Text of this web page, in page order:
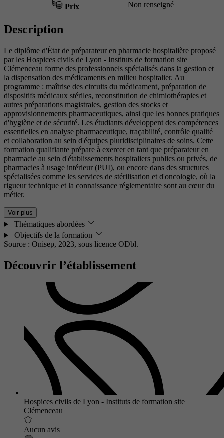
Prix Non renseigné
Description
Le diplôme d'État de préparateur en pharmacie hospitalière proposé
par les Hospices civils de Lyon - Instituts de formation site
Clémenceau forme des professionnels spécialisés dans la gestion et
la dispensation des médicaments en milieu hospitalier. Au
programme : maîtrise des circuits du médicament, préparation de
dispositifs médicaux stériles, reconstitution de chimiothérapies et
autres préparations magistrales, gestion des stocks et
approvisionnements pharmaceutiques, ainsi que les bonnes pratiques
d'hygiène et de sécurité. Les étudiants développent des compétences
essentielles en analyse pharmaceutique, traçabilité, contrôle qualité
et collaboration au sein d'équipes pluridisciplinaires de soins. Cette
formation qualifiante prépare à exercer en tant que préparateur en
pharmacie au sein d'établissements hospitaliers publics ou privés, de
pharmacies à usage intérieur (PUI), ou encore dans des structures
spécialisées comme les services de stérilisation et d'oncologie, où la
rigueur technique et la connaissance réglementaire sont au cœur du
métier.
Voir plus
Thématiques abordées
Objectifs de la formation
Source : Onisep, 2023, sous licence ODbl.
Découvrir l’établissement
Hospices civils de Lyon - Instituts de formation site
Clémenceau
Aucun avis